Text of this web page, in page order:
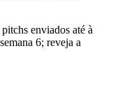
enviados até à
6; reveja a